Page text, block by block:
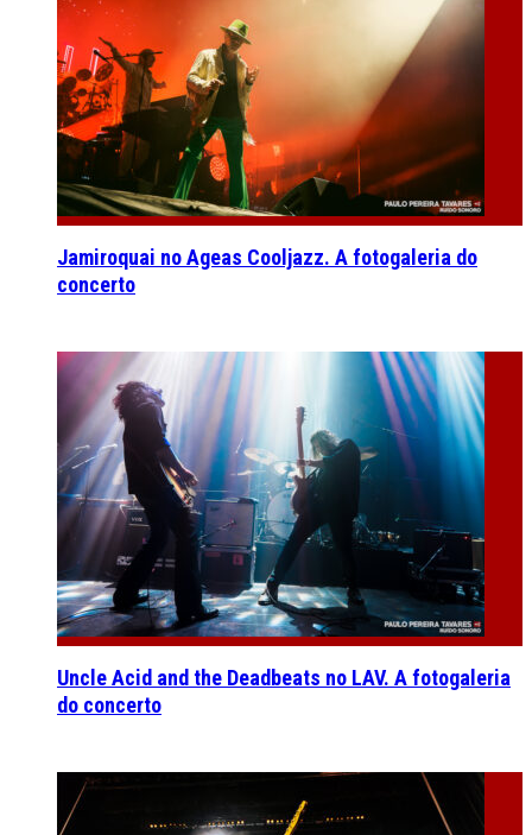
Jamiroquai no Ageas Cooljazz. A fotogaleria do
concerto
Uncle Acid and the Deadbeats no LAV. A fotogaleria
do concerto